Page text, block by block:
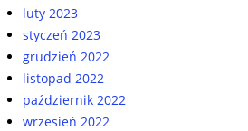
luty 2023
styczeń 2023
grudzień 2022
listopad 2022
październik 2022
wrzesień 2022